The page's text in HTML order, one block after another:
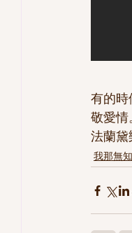
有的時
敬愛情
法蘭黛
我那無